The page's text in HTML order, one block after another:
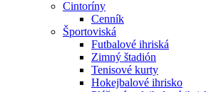
Cintoríny
Cenník
Športoviská
Futbalové ihriská
Zimný štadión
Tenisové kurty
Hokejbalové ihrisko